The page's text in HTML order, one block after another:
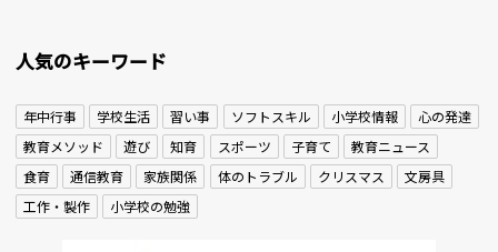
人気のキーワード
年中行事 学校生活 習い事 ソフトスキル 小学校情報
心の発達
教育メソッド
遊び 知育 スポーツ 子育て
教育ニュース
食育
通信教育 家族関係 体のトラブル クリスマス
文房具
工作・製作
小学校の勉強